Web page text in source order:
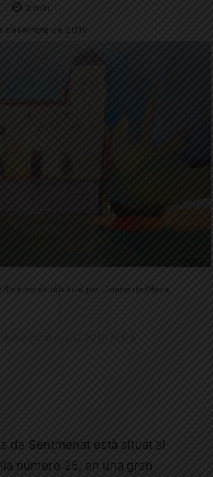
2 min.
desembre de 2019
dibuixat per Jaume de Oleza
de Sentmenat està situat al
número 25, en una gran